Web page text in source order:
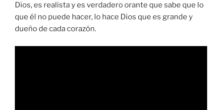
Dios, es realista y es verdadero orante que sabe que lo
que él no puede hacer, lo hace Dios que es grande y
dueño de cada corazón.